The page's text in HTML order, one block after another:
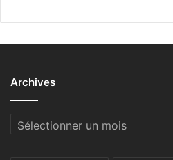
Archives
Archives